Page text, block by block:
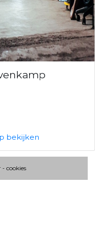
bekijken
- cookies